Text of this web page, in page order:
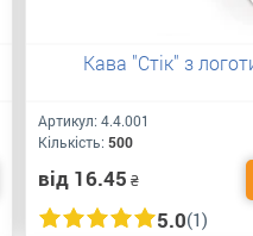
Кава "Стік" з
Артикул:4.4.001
Кількість:500
від 16.45 ₴
5.0(1)